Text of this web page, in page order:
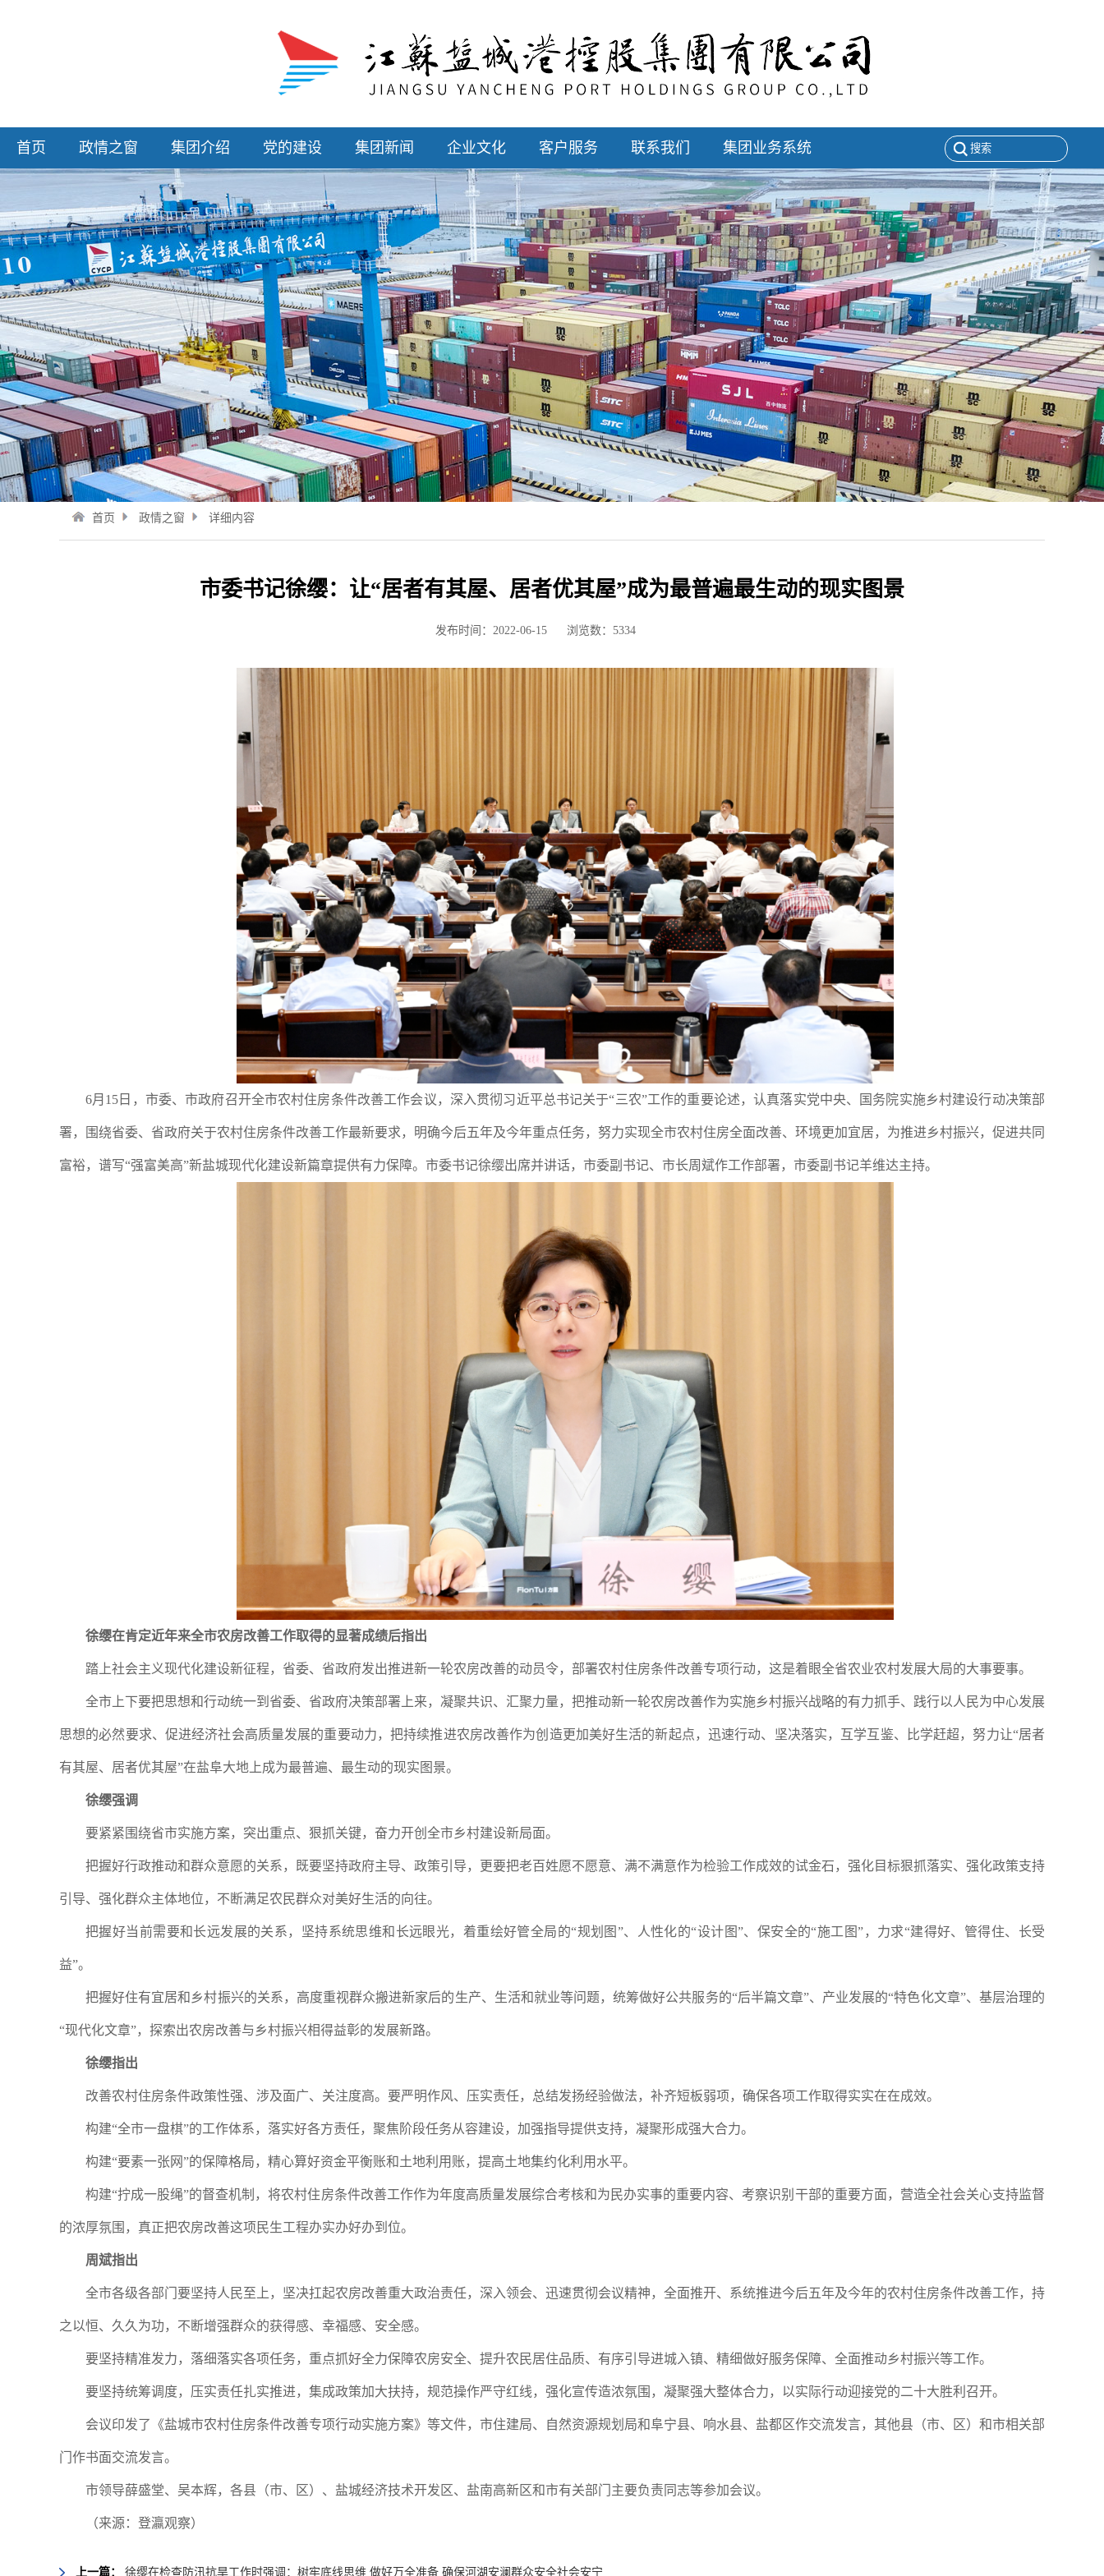
首页 政情之窗 集团介绍 党的建设 集团新闻 企业文化 客户服务 联系我们 集团业务系统
首页 政情之窗 详细内容
市委书记徐缨：让“居者有其屋、居者优其屋”成为最普遍最生动的现实图景
发布时间：2022-06-15 浏览数： 5334
6月15日，市委、市政府召开全市农村住房条件改善工作会议，深入贯彻习近平总书记关于“三农”工作的重要论述，认真落实党中央、国务院实施乡村建设行动决策部
署，围绕省委、省政府关于农村住房条件改善工作最新要求，明确今后五年及今年重点任务，努力实现全市农村住房全面改善、环境更加宜居，为推进乡村振兴，促进共同
富裕，谱写“强富美高”新盐城现代化建设新篇章提供有力保障。市委书记徐缨出席并讲话，市委副书记、市长周斌作工作部署，市委副书记羊维达主持。
徐缨在肯定近年来全市农房改善工作取得的显著成绩后指出
踏上社会主义现代化建设新征程，省委、省政府发出推进新一轮农房改善的动员令，部署农村住房条件改善专项行动，这是着眼全省农业农村发展大局的大事要事。
全市上下要把思想和行动统一到省委、省政府决策部署上来，凝聚共识、汇聚力量，把推动新一轮农房改善作为实施乡村振兴战略的有力抓手、践行以人民为中心发展
思想的必然要求、促进经济社会高质量发展的重要动力，把持续推进农房改善作为创造更加美好生活的新起点，迅速行动、坚决落实，互学互鉴、比学赶超，努力让“居者
有其屋、居者优其屋”在盐阜大地上成为最普遍、最生动的现实图景。
徐缨强调
要紧紧围绕省市实施方案，突出重点、狠抓关键，奋力开创全市乡村建设新局面。
把握好行政推动和群众意愿的关系，既要坚持政府主导、政策引导，更要把老百姓愿不愿意、满不满意作为检验工作成效的试金石，强化目标狠抓落实、强化政策支持
引导、强化群众主体地位，不断满足农民群众对美好生活的向往。
把握好当前需要和长远发展的关系，坚持系统思维和长远眼光，着重绘好管全局的“规划图”、人性化的“设计图”、保安全的“施工图”，力求“建得好、管得住、长受
益”。
把握好住有宜居和乡村振兴的关系，高度重视群众搬进新家后的生产、生活和就业等问题，统筹做好公共服务的“后半篇文章”、产业发展的“特色化文章”、基层治理的
“现代化文章”，探索出农房改善与乡村振兴相得益彰的发展新路。
徐缨指出
改善农村住房条件政策性强、涉及面广、关注度高。要严明作风、压实责任，总结发扬经验做法，补齐短板弱项，确保各项工作取得实实在在成效。
构建“全市一盘棋”的工作体系，落实好各方责任，聚焦阶段任务从容建设，加强指导提供支持，凝聚形成强大合力。
构建“要素一张网”的保障格局，精心算好资金平衡账和土地利用账，提高土地集约化利用水平。
构建“拧成一股绳”的督查机制，将农村住房条件改善工作作为年度高质量发展综合考核和为民办实事的重要内容、考察识别干部的重要方面，营造全社会关心支持监督
的浓厚氛围，真正把农房改善这项民生工程办实办好办到位。
周斌指出
全市各级各部门要坚持人民至上，坚决扛起农房改善重大政治责任，深入领会、迅速贯彻会议精神，全面推开、系统推进今后五年及今年的农村住房条件改善工作，持
之以恒、久久为功，不断增强群众的获得感、幸福感、安全感。
要坚持精准发力，落细落实各项任务，重点抓好全力保障农房安全、提升农民居住品质、有序引导进城入镇、精细做好服务保障、全面推动乡村振兴等工作。
要坚持统筹调度，压实责任扎实推进，集成政策加大扶持，规范操作严守红线，强化宣传造浓氛围，凝聚强大整体合力，以实际行动迎接党的二十大胜利召开。
会议印发了《盐城市农村住房条件改善专项行动实施方案》等文件，市住建局、自然资源规划局和阜宁县、响水县、盐都区作交流发言，其他县（市、区）和市相关部
门作书面交流发言。
市领导薛盛堂、吴本辉，各县（市、区）、盐城经济技术开发区、盐南高新区和市有关部门主要负责同志等参加会议。
（来源：登瀛观察）
上一篇： 徐缨在检查防汛抗旱工作时强调：树牢底线思维 做好万全准备 确保河湖安澜群众安全社会安宁